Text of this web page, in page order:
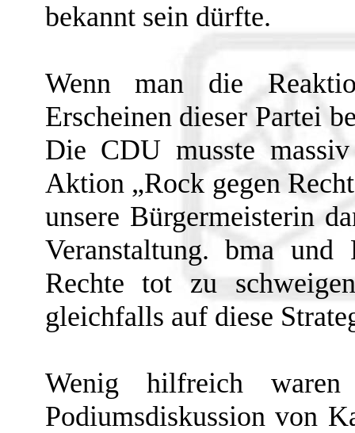
bekannt sein dürfte.
Wenn man die
Erscheinen dieser Partei
Die CDU musste
Aktion „Rock gegen
unsere Bürgermeisterin
Veranstaltung. bma
Rechte tot zu
gleichfalls auf diese
Wenig hilfreich
Podiumsdiskussion von